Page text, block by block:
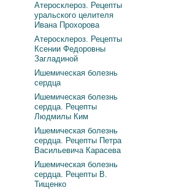
Атеросклероз. Рецепты
уральского целителя
Ивана Прохорова
Атеросклероз. Рецепты
Ксении Федоровны
Загладиной
Ишемическая болезнь
сердца
Ишемическая болезнь
сердца. Рецепты
Людмилы Ким
Ишемическая болезнь
сердца. Рецепты Петра
Васильевича Карасева
Ишемическая болезнь
сердца. Рецепты В.
Тищенко